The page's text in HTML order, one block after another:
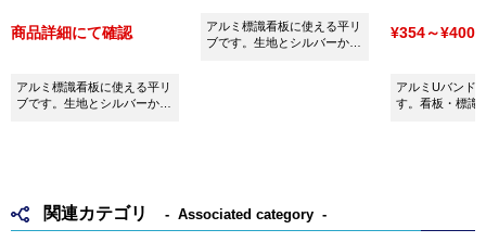
商品詳細にて確認
アルミ標識看板に使える平リ
ブです。生地とシルバーから
アルミ標識看板に使える平リ
ブです。生地とシルバーから
¥354～¥400
アルミUバンド
す。看板・標識
関連カテゴリ Associated category